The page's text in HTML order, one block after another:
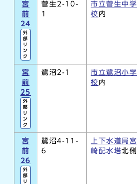
宮
前
24
外
部
リ
ン
ク
菅生2-10-
1
市立菅生中学
校 内
宮
前
25
外
部
リ
ン
ク
鷺沼2-1
市立鷺沼小学
校 内
宮
前
26
外
部
リ
鷺沼4-11-
6
上下水道局宮
崎配水塔北側